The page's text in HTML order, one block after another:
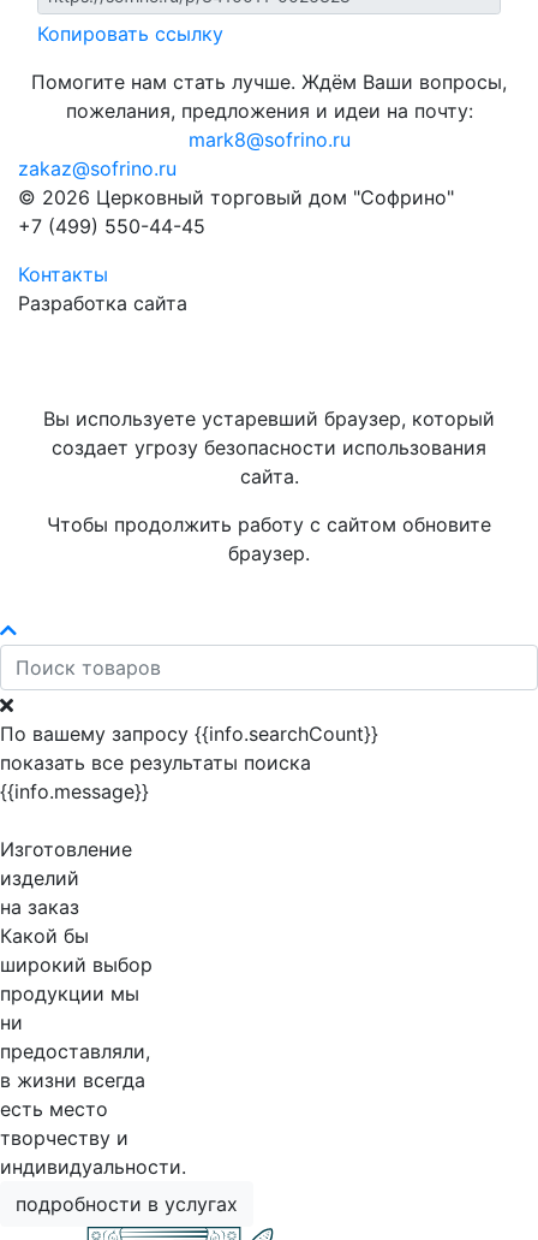
Копировать ссылку
Помогите нам стать лучше. Ждём Ваши вопросы,
пожелания, предложения и идеи на почту:
mark8@sofrino.ru
zakaz@sofrino.ru
© 2026 Церковный торговый дом "Софрино"
+7 (499) 550-44-45
Контакты
Разработка сайта
Вы используете устаревший браузер, который
создает угрозу безопасности использования
сайта.
Чтобы продолжить работу с сайтом обновите
браузер.
По вашему запросу {{info.searchCount}}
показать все результаты поиска
{{info.message}}
Изготовление
изделий
на заказ
Какой бы
широкий выбор
продукции мы
ни
предоставляли,
в жизни всегда
есть место
творчеству и
индивидуальности.
подробности в услугах